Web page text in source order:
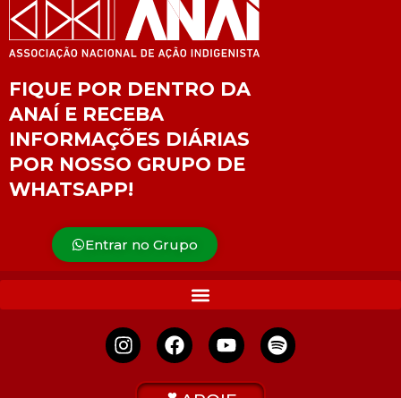
FIQUE POR DENTRO DA
ANAÍ E RECEBA
INFORMAÇÕES DIÁRIAS
POR NOSSO GRUPO DE
WHATSAPP!
Entrar no Grupo